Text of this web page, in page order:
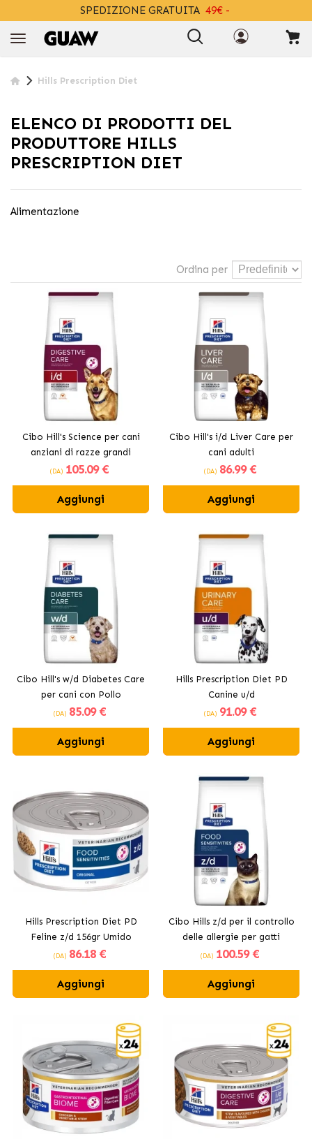
SPEDIZIONE GRATUITA 49€ -
Hills Prescription Diet
ELENCO DI PRODOTTI DEL
PRODUTTORE HILLS
PRESCRIPTION DIET
Alimentazione
Ordina per
Cibo Hill's Science per cani
anziani di razze grandi
(DA) 105.09 €
Aggiungi
Cibo Hill's i/d Liver Care per
cani adulti
(DA) 86.99 €
Aggiungi
Cibo Hill's w/d Diabetes Care
per cani con Pollo
(DA) 85.09 €
Aggiungi
Hills Prescription Diet PD
Canine u/d
(DA) 91.09 €
Aggiungi
Hills Prescription Diet PD
Feline z/d 156gr Umido
(DA) 86.18 €
Aggiungi
Cibo Hills z/d per il controllo
delle allergie per gatti
(DA) 100.59 €
Aggiungi